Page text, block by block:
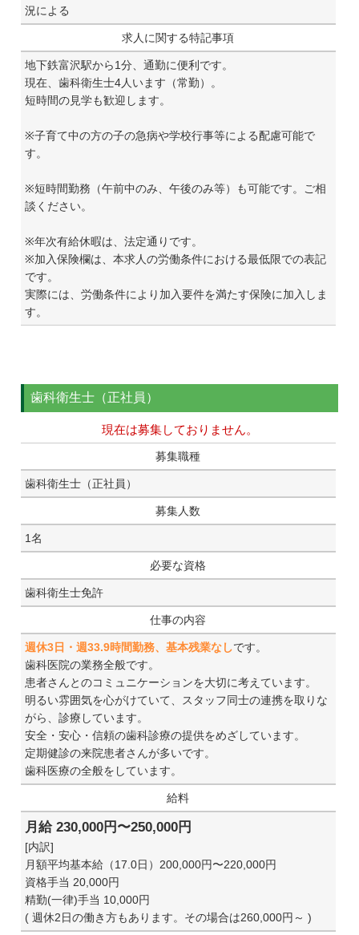
況による
求人に関する特記事項
地下鉄富沢駅から1分、通勤に便利です。
現在、歯科衛生士4人います（常勤）。
短時間の見学も歓迎します。
※子育て中の方の子の急病や学校行事等による配慮可能で
す。
※短時間勤務（午前中のみ、午後のみ等）も可能です。ご相
談ください。
※年次有給休暇は、法定通りです。
※加入保険欄は、本求人の労働条件における最低限での表記
です。
実際には、労働条件により加入要件を満たす保険に加入しま
す。
歯科衛生士（正社員）
現在は募集しておりません。
募集職種
歯科衛生士（正社員）
募集人数
1名
必要な資格
歯科衛生士免許
仕事の内容
週休3日・週33.9時間勤務、基本残業なしです。
歯科医院の業務全般です。
患者さんとのコミュニケーションを大切に考えています。
明るい雰囲気を心がけていて、スタッフ同士の連携を取りな
がら、診療しています。
安全・安心・信頼の歯科診療の提供をめざしています。
定期健診の来院患者さんが多いです。
歯科医療の全般をしています。
給料
月給 230,000円〜250,000円
[内訳]
月額平均基本給（17.0日）200,000円〜220,000円
資格手当 20,000円
精勤(一律)手当 10,000円
( 週休2日の働き方もあります。その場合は260,000円～ )